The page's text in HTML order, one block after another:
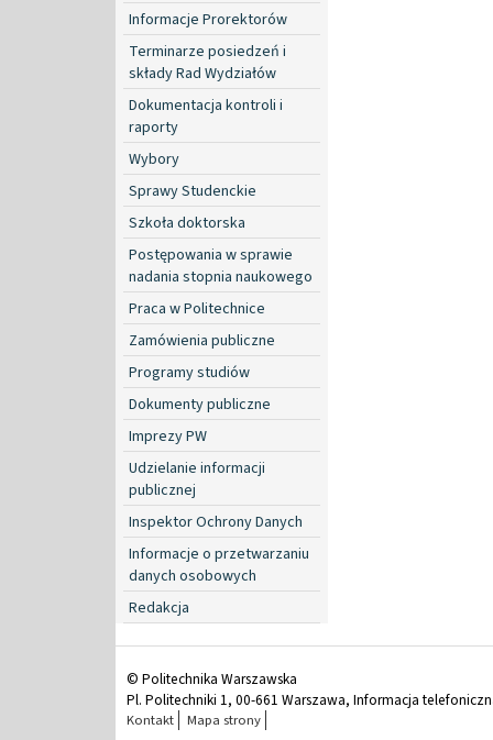
Informacje Prorektorów
Terminarze posiedzeń i
składy Rad Wydziałów
Dokumentacja kontroli i
raporty
Wybory
Sprawy Studenckie
Szkoła doktorska
Postępowania w sprawie
nadania stopnia naukowego
Praca w Politechnice
Zamówienia publiczne
Programy studiów
Dokumenty publiczne
Imprezy PW
Udzielanie informacji
publicznej
Inspektor Ochrony Danych
Informacje o przetwarzaniu
danych osobowych
Redakcja
© Politechnika Warszawska
Pl. Politechniki 1, 00-661 Warszawa, Informacja
Kontakt Mapa strony